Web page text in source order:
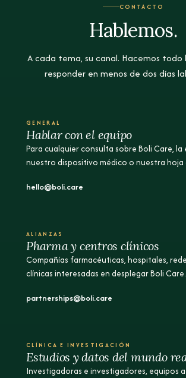
CONTACTO
Hablemos.
A cada tema, su canal. Hacemos todo
responder en menos de dos días
GENERAL
Hablar con el equipo
Para cualquier consulta sobre Boli Care, la
nuestro dispositivo médico o nuestra hoja
hello@boli.care
ALIANZAS
Pharma y centros clínicos
Compañías farmacéuticas, hospitales,
clínicas interesadas en desplegar Boli Care.
partnerships@boli.care
CLÍNICA E INVESTIGACIÓN
Estudios y datos del mundo
Investigadoras e investigadores, equipos